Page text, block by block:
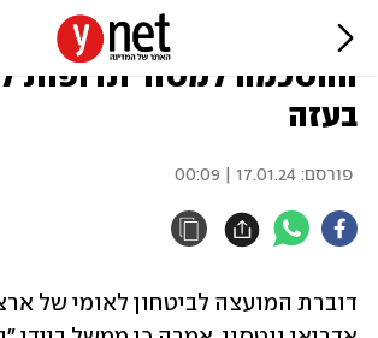
ארה"ב: ממשל ביידן
ההסכמה למסור תרופות
בעזה
פורסם: 17.01.24 | 00:09